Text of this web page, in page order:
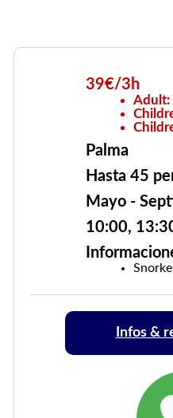
39€/3h
Adult:
Palma
Hasta 45
Mayo -
10:00,
Infos &